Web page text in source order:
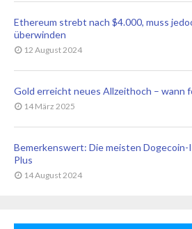
Ethereum strebt nach $4.000, muss
überwinden
12 August 2024
Gold erreicht neues Allzeithoch – wann
14 März 2025
Bemerkenswert: Die meisten Dogecoin-
Plus
14 August 2024